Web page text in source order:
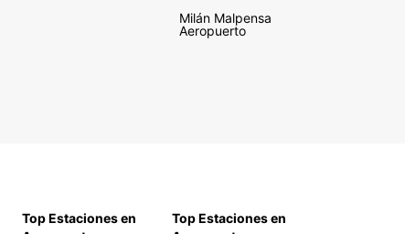
Milán Malpensa
Aeropuerto
Top Estaciones en
Top Estaciones en